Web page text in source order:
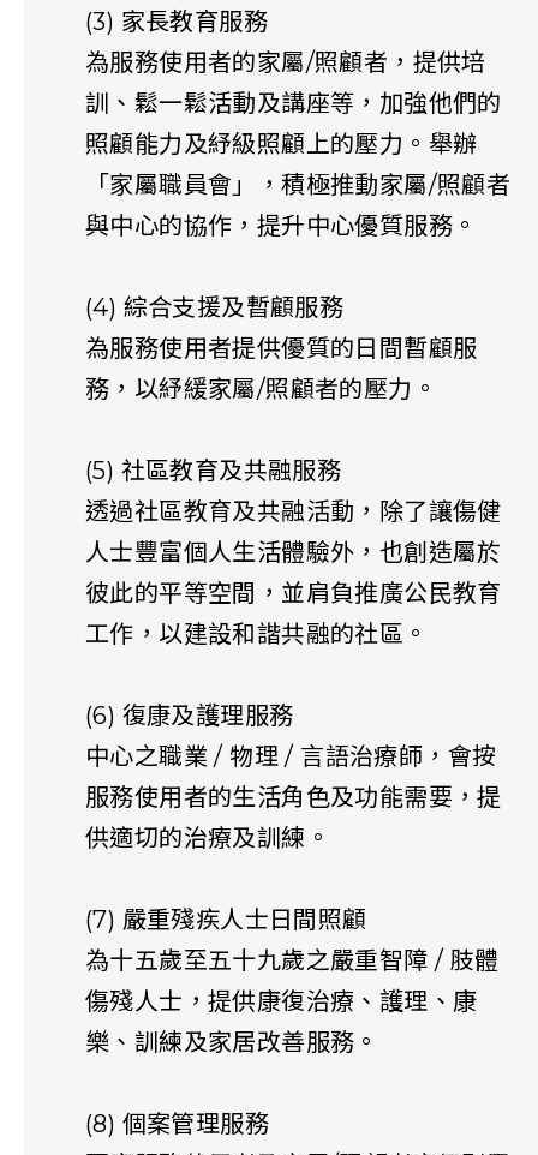
(3) 家長教育服務
為服務使用者的家屬/照顧者，提供培
訓、鬆一鬆活動及講座等，加強他們的
照顧能力及紓級照顧上的壓力。舉辦
「家屬職員會」，積極推動家屬/照顧者
與中心的協作，提升中心優質服務。
(4) 綜合支援及暫顧服務
為服務使用者提供優質的日間暫顧服
務，以紓緩家屬/照顧者的壓力。
(5) 社區教育及共融服務
透過社區教育及共融活動，除了讓傷健
人士豐富個人生活體驗外，也創造屬於
彼此的平等空間，並肩負推廣公民教育
工作，以建設和諧共融的社區。
(6) 復康及護理服務
中心之職業 / 物理 / 言語治療師，會按
服務使用者的生活角色及功能需要，提
供適切的治療及訓練。
(7) 嚴重殘疾人士日間照顧
為十五歲至五十九歲之嚴重智障 / 肢體
傷殘人士，提供康復治療、護理、康
樂、訓練及家居改善服務。
(8) 個案管理服務